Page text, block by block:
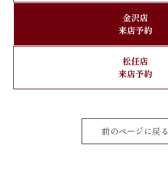
金沢店
来店予約
松任店
来店予約
前のページに戻る